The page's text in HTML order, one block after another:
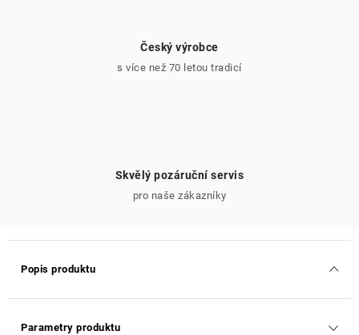
Český výrobce
s více než 70 letou tradicí
Skvělý pozáruční servis
pro naše zákazníky
Popis produktu
Parametry produktu